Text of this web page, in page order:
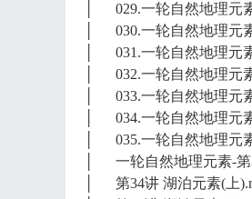
│ 029.一轮自然地理元
│ 030.一轮自然地理元
│ 031.一轮自然地理元
│ 032.一轮自然地理元
│ 033.一轮自然地理元
│ 034.一轮自然地理元
│ 035.一轮自然地理元
│ 一轮自然地理元素-第
│ 第34讲 湖泊元素(上